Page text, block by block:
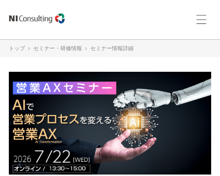
トップ セミナー・研修情報 セミナー情報詳細